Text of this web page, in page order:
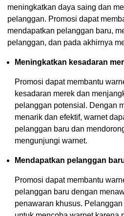
meningkatkan daya saing dan
pelanggan. Promosi dapat
mendapatkan pelanggan baru,
pelanggan, dan pada akhirnya
Meningkatkan kesadaran
Promosi dapat membantu
kesadaran merek dan
pelanggan potensial. Dengan
menarik dan efektif, warnet
pelanggan baru dan
mengunjungi warnet.
Mendapatkan pelanggan
Promosi dapat membantu
pelanggan baru dengan
penawaran khusus.